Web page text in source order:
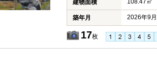
建物面積 108.47㎡
築年月 2026年9月
17枚